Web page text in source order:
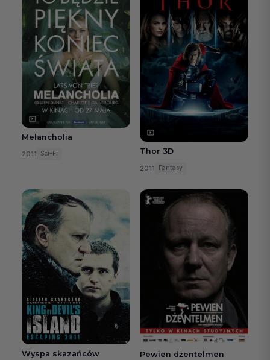
Melancholia
2011 Sci-Fi Thor 3D
2011 Fantasy
Wyspa skazańców Pewien dżentelmen